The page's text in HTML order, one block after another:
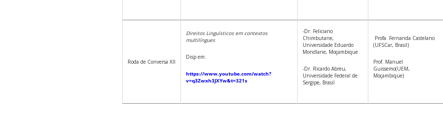
Roda de Conversa XII
Direitos Linguísticos em contextos
multilíngues
Disp em:
https://www.youtube.com/watch?
v=q3Zwxh3JXYw&t=321s
-Dr. Feliciano
Chimbutane,
Universidade Eduardo
Mondlane, Moçambique
-Dr. Ricardo Abreu,
Universidade Federal de
Sergipe, Brasil
Profa. Fernanda Castelano
(UFSCar, Brasil)
Prof. Manuel
Guissemo(UEM,
Moçambique)